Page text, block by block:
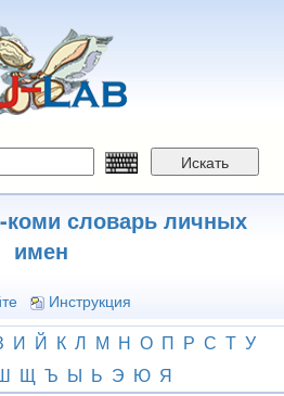
Искать
коми словарь личных
имен
Инструкция
И Й К Л М Н О П Р С Т У
Щ Ъ Ы Ь Э Ю Я